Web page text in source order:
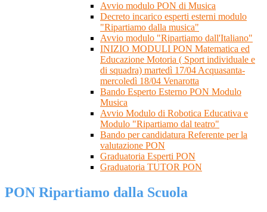
Avvio modulo PON di Musica
Decreto incarico esperti esterni modulo
"Ripartiamo dalla musica"
Avvio modulo "Ripartiamo dall'Italiano"
INIZIO MODULI PON Matematica ed
Educazione Motoria ( Sport individuale e
di squadra) martedì 17/04 Acquasanta-
mercoledì 18/04 Venarotta
Bando Esperto Esterno PON Modulo
Musica
Avvio Modulo di Robotica Educativa e
Modulo "Ripartiamo dal teatro"
Bando per candidatura Referente per la
valutazione PON
Graduatoria Esperti PON
Graduatoria TUTOR PON
PON Ripartiamo dalla Scuola